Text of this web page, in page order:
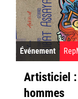
Événement
Artisticiel :
hommes